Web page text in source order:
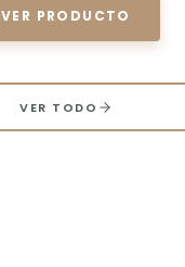
VER PRODUCTO
VER TODO